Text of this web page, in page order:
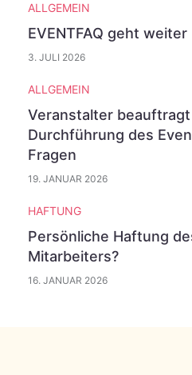
ALLGEMEIN
EVENTFAQ geht weiter
3. JULI 2026
ALLGEMEIN
Veranstalter
Durchführung des
Fragen
19. JANUAR 2026
HAFTUNG
Persönliche Haftung
Mitarbeiters?
16. JANUAR 2026